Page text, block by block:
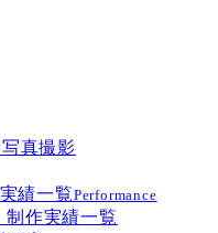
真撮影
績一覧Performance
作実績一覧